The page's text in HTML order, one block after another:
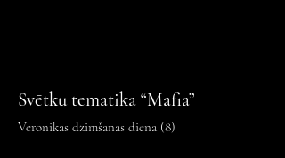
Svētku tematika “Mafia”
Veronikas dzimšanas diena (8)